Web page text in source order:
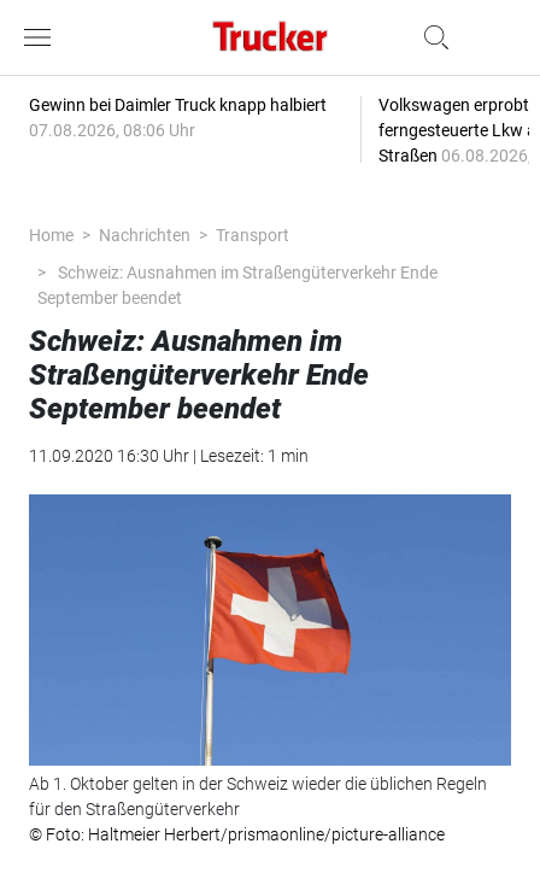
Gewinn bei Daimler Truck knapp halbiert
07.08.2026, 08:06 Uhr
Volkswagen erprobt
ferngesteuerte Lkw
Straßen 06.08.2026,
Home Nachrichten
Transport
Schweiz: Ausnahmen im Straßengüterverkehr Ende
September beendet
Schweiz: Ausnahmen im
Straßengüterverkehr Ende
September beendet
11.09.2020 16:30 Uhr | Lesezeit: 1 min
Ab 1. Oktober gelten in der Schweiz wieder die üblichen Regeln
für den Straßengüterverkehr
© Foto: Haltmeier Herbert/prismaonline/picture-alliance